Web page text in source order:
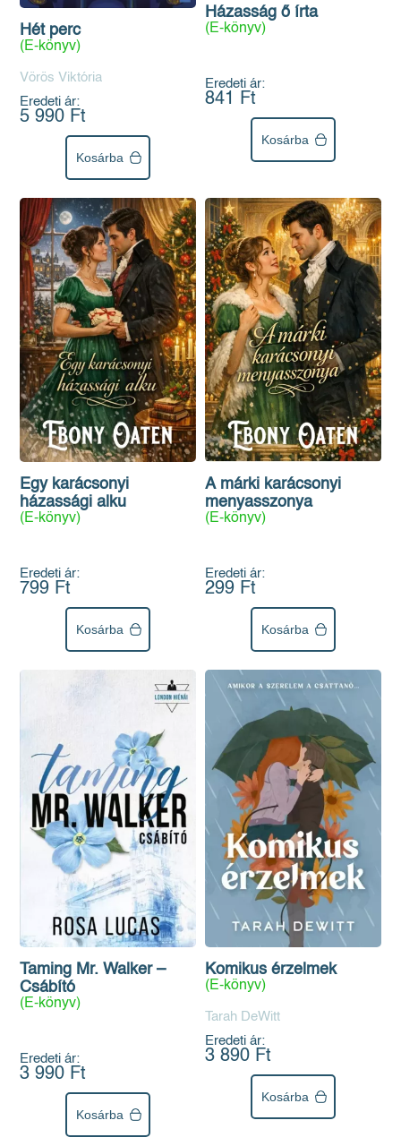
Hét perc
(E-könyv)
Vörös Viktória
Eredeti ár:
5 990 Ft
Kosárba
Házasság ő írta
(E-könyv)
Eredeti ár:
841 Ft
Kosárba
Egy karácsonyi
házassági alku
(E-könyv)
Eredeti ár:
799 Ft
Kosárba
A márki karácsonyi
menyasszonya
(E-könyv)
Eredeti ár:
299 Ft
Kosárba
Taming Mr. Walker –
Csábító
(E-könyv)
Eredeti ár:
3 990 Ft
Kosárba
Komikus érzelmek
(E-könyv)
Tarah DeWitt
Eredeti ár:
3 890 Ft
Kosárba